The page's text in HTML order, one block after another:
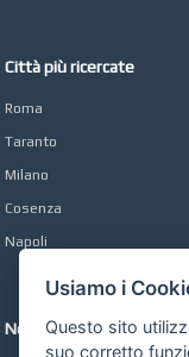
Città più ricercate
Roma
Taranto
Milano
Cosenza
Napoli
Network
Usiamo i
Questo sito
suo corretto